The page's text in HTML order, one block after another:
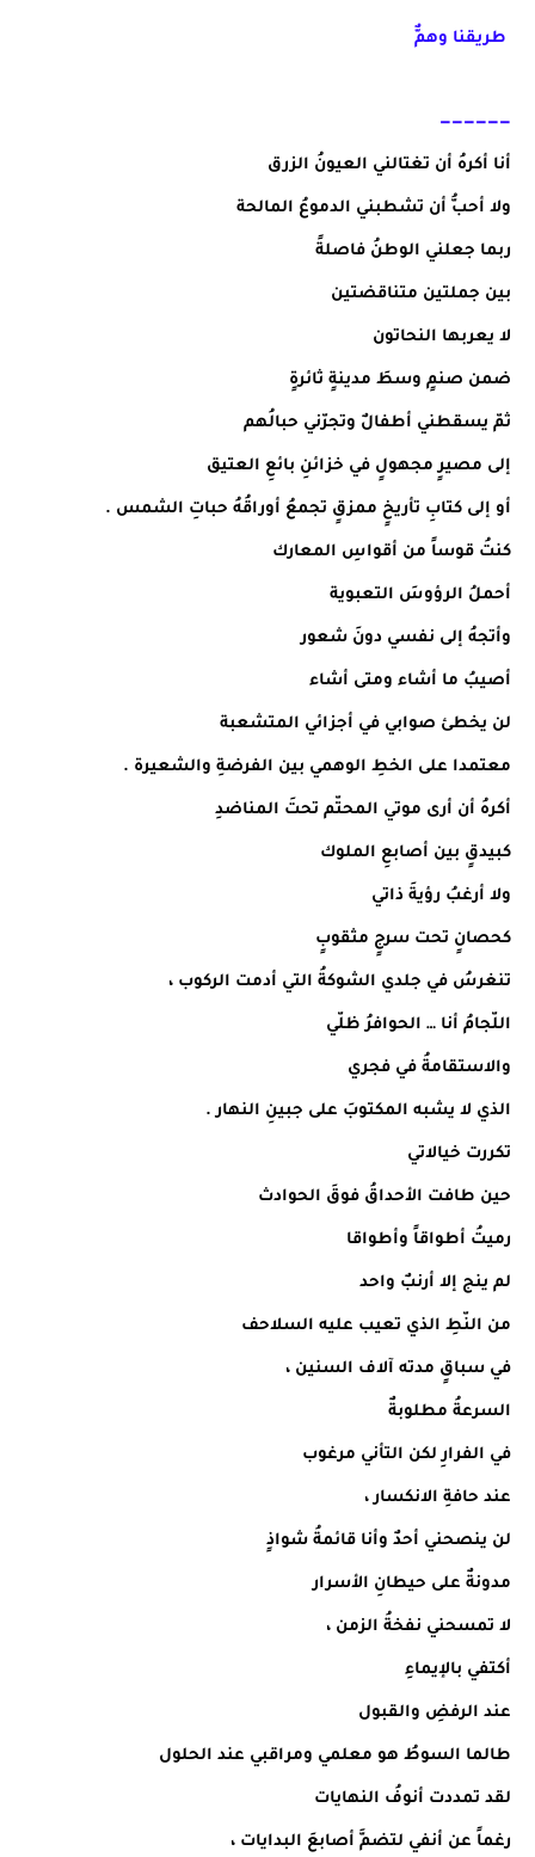
طريقنا وهمٌّ
——————
أنا أكرهُ أن تغتالني العيونُ الزرق
ولا أحبُّ أن تشطبني الدموعُ المالحة
ربما جعلني الوطنُ فاصلةً
بين جملتين متناقضتين
لا يعربها النحاتون
ضمن صنمٍ وسطَ مدينةٍ ثائرةٍ
ثمّ يسقطني أطفالٌ وتجرّني حبالُهم
إلى مصيرٍ مجهولٍ في خزائنِ بائعِ العتيق
أو إلى كتابِ تأريخٍ ممزقٍ تجمعُ أوراقُهُ حباتِ الشمس .
كنتُ قوساً من أقواسِ المعارك
أحملُ الرؤوسَ التعبوية
وأتجهُ إلى نفسي دونَ شعور
أصيبُ ما أشاء ومتى أشاء
لن يخطئ صوابي في أجزائي المتشعبة
معتمدا على الخطِ الوهمي بين الفرضةِ والشعيرة .
أكرهُ أن أرى موتي المحتّم تحتَ المناضدِ
كبيدقٍ بين أصابعِ الملوك
ولا أرغبُ رؤيةَ ذاتي
كحصانٍ تحت سرجٍ مثقوبٍ
تنغرسُ في جلدي الشوكةُ التي أدمت الركوب ،
اللّجامُ أنا … الحوافرُ ظلّي
والاستقامةُ في فجري
الذي لا يشبه المكتوبَ على جبينِ النهار .
تكررت خيالاتي
حين طافت الأحداقُ فوقَ الحوادث
رميتُ أطواقاً وأطواقا
لم ينج إلا أرنبٌ واحد
من النّطِ الذي تعيب عليه السلاحف
في سباقٍ مدته آلاف السنين ،
السرعةُ مطلوبةٌ
في الفرارِ لكن التأني مرغوب
عند حافةِ الانكسار ،
لن ينصحني أحدٌ وأنا قائمةُ شواذٍ
مدونةٌ على حيطانِ الأسرار
لا تمسحني نفخةُ الزمن ،
أكتفي بالإيماءِ
عند الرفضِ والقبول
طالما السوطُ هو معلمي ومراقبي عند الحلول
لقد تمددت أنوفُ النهايات
رغماً عن أنفي لتضمَّ أصابعَ البدايات ،